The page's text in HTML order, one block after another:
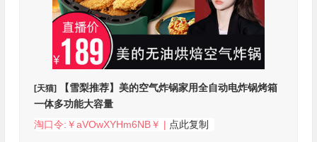
[天猫]【雪梨推荐】美的空气炸锅家用全自动电炸锅烤箱
一体多功能大容量
淘口令:￥aVOwXYHm6NB￥ | 点此复制